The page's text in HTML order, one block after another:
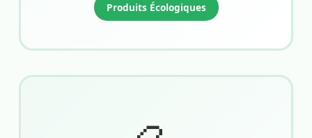
Produits Écologiques